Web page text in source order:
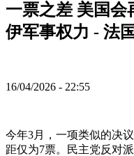
一票之差 美国会
伊军事权力 - 法
16/04/2026 - 22:55
今年3月，一项类似的决
距仅为7票。民主党反对